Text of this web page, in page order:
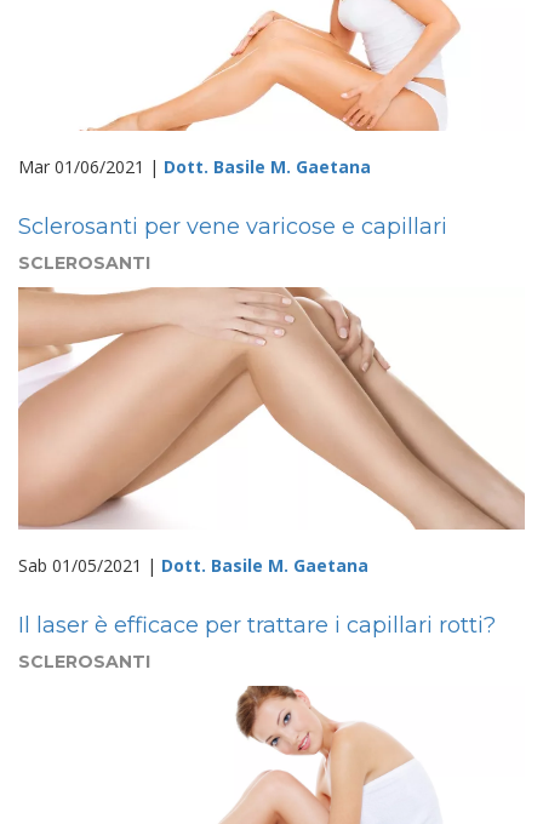
Mar 01/06/2021 | Dott. Basile M. Gaetana
Sclerosanti per vene varicose e capillari
SCLEROSANTI
Sab 01/05/2021 | Dott. Basile M. Gaetana
Il laser è efficace per trattare i capillari rotti?
SCLEROSANTI